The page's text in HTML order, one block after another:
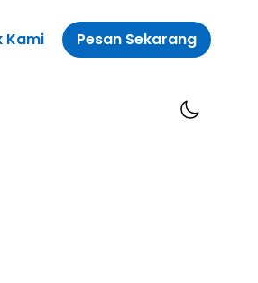
Kami Pesan Sekarang